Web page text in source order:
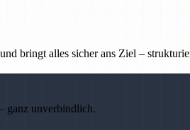
bringt alles sicher ans Ziel –
ganz unverbindlich.